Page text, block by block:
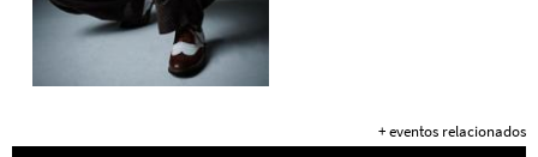
+ eventos relacionados